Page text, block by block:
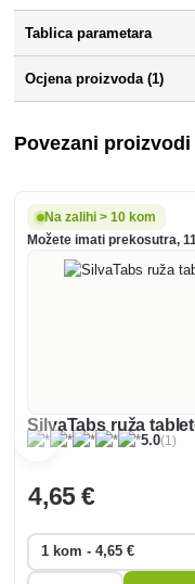
Tablica parametara
Ocjena proizvoda (1)
Povezani proizvodi
Na zalihi > 10 kom
Možete imati prekosutra,
SilvaTabs ruža
5.0(1)
4,65 €